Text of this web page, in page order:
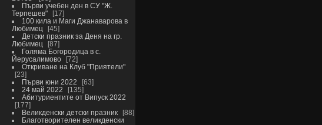
Първи учебен ден в СУ "Ж.
Терпешев"
17
100 кила и Маги Джанаварова в
Любимец
45
Детски празник за Деня на гр.
Любимец
87
Голяма Богородица в с.
Йерусалимово
72
Откриване на Клуб "Приятели"
23
Първи юни 2022
63
24 май 2022
135
Абитуриентите от Випуск 2022
177
Великденски детски празник
88
Благотворителен великденски